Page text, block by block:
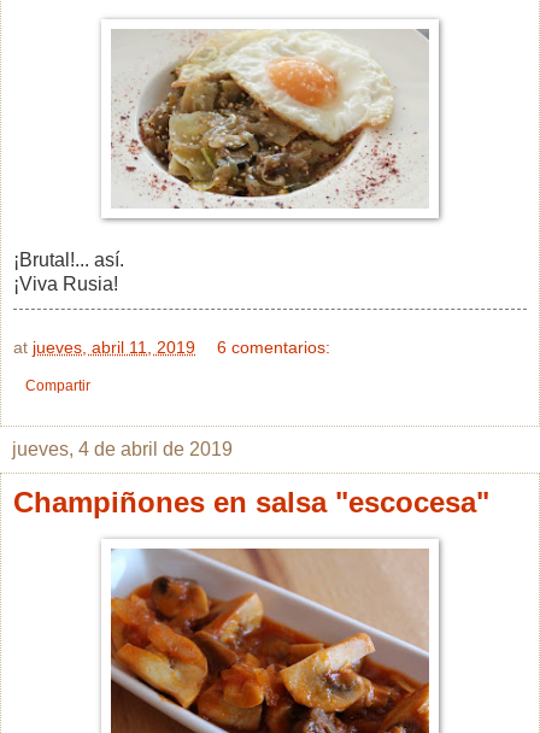
¡Brutal!... así.
¡Viva Rusia!
at jueves, abril 11, 2019 6 comentarios:
Compartir
jueves, 4 de abril de 2019
Champiñones en salsa "escocesa"